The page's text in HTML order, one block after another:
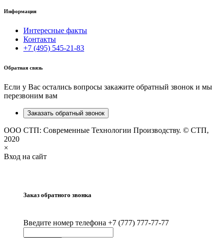
Информация
Интересные факты
Контакты
+7 (495) 545-21-83
Обратная связь
Если у Вас остались вопросы закажите обратный звонок и мы
перезвоним вам
Заказать обратный звонок
ООО СТП: Современные Технологии Производству. © СТП,
2020
×
Вход на сайт
Заказ обратного звонка
Введите номер телефона +7 (777) 777-77-77